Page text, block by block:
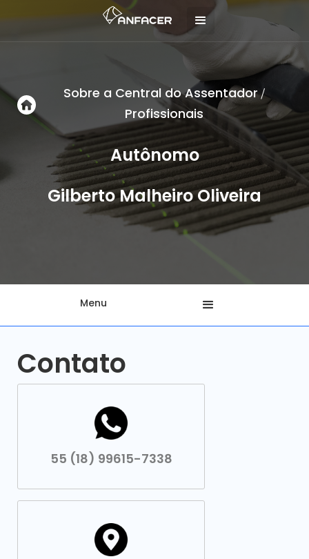
Sobre a Central do Assentador/
Profissionais
Autônomo
Gilberto Malheiro Oliveira
Menu
Contato
55 (18) 99615-7338